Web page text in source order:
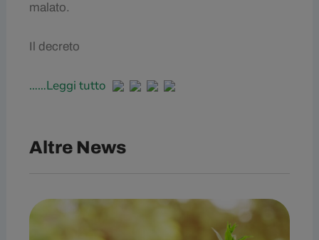
malato.
Il decreto
……Leggi tutto
Altre News